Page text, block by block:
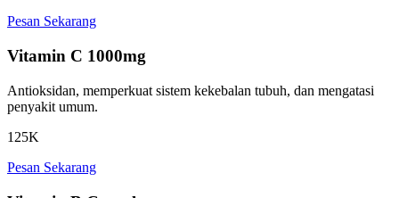
Pesan Sekarang
Vitamin C 1000mg
Antioksidan, memperkuat sistem kekebalan tubuh, dan mengatasi
penyakit umum.
125K
Pesan Sekarang